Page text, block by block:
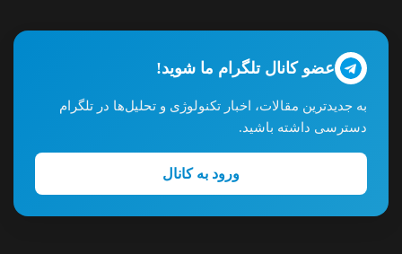
عضو کانال تلگرام ما شوید!
به جدیدترین مقالات، اخبار تکنولوژی و تحلیل‌ها در تلگرام
دسترسی داشته باشید.
ورود به کانال